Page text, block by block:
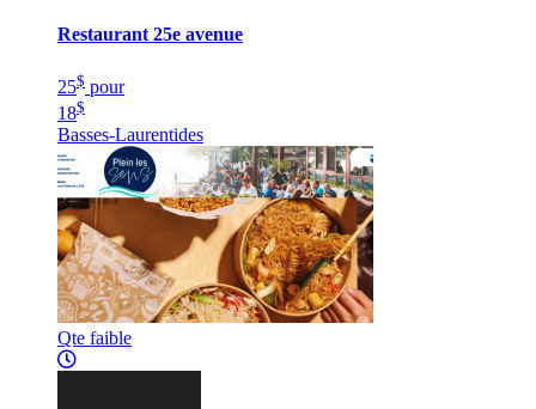
Restaurant 25e avenue
25$ pour
18$
Basses-Laurentides
Qte faible